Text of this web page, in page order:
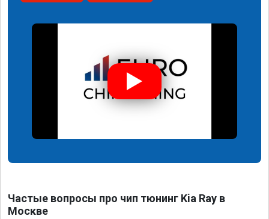
Частые вопросы про чип тюнинг Kia Ray в
Москве